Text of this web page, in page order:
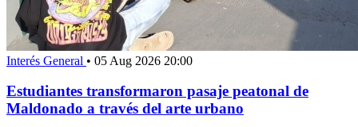
Interés General • 05 Aug 2026 20:00
Estudiantes transformaron pasaje peatonal de
Maldonado a través del arte urbano